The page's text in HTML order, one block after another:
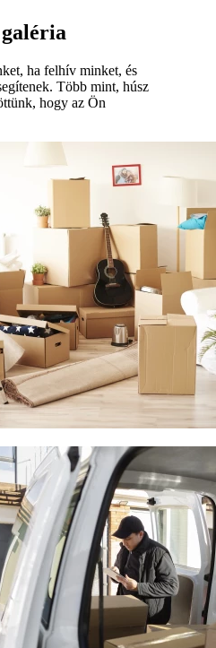
ha felhív minket, és
Több mint, húsz
hogy az Ön